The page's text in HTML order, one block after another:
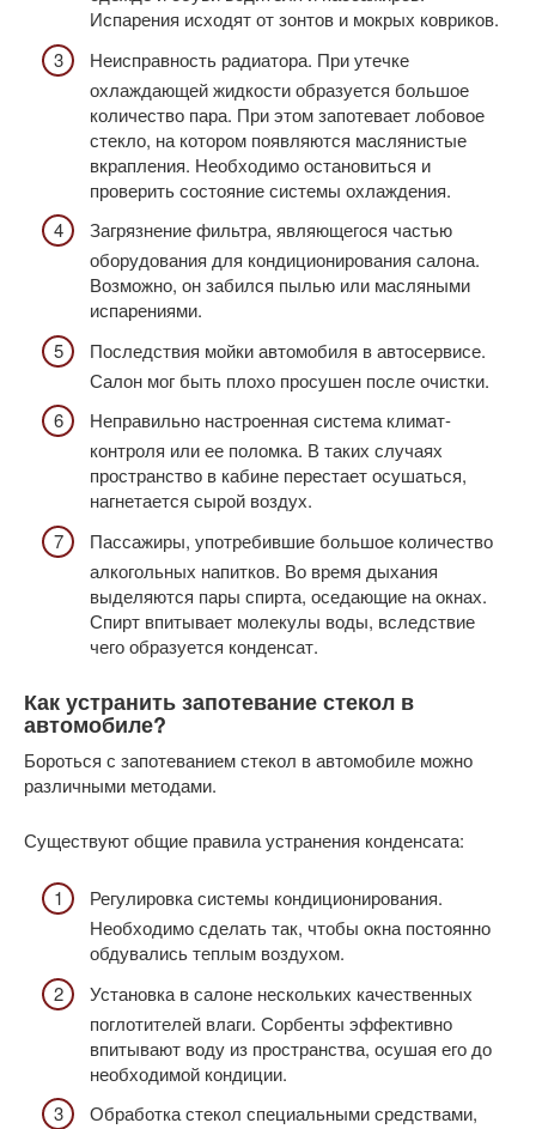
Испарения исходят от зонтов и мокрых ковриков.
Неисправность радиатора. При утечке
охлаждающей жидкости образуется большое
количество пара. При этом запотевает лобовое
стекло, на котором появляются маслянистые
вкрапления. Необходимо остановиться и
проверить состояние системы охлаждения.
Загрязнение фильтра, являющегося частью
оборудования для кондиционирования салона.
Возможно, он забился пылью или масляными
испарениями.
Последствия мойки автомобиля в автосервисе.
Салон мог быть плохо просушен после очистки.
Неправильно настроенная система климат-
контроля или ее поломка. В таких случаях
пространство в кабине перестает осушаться,
нагнетается сырой воздух.
Пассажиры, употребившие большое количество
алкогольных напитков. Во время дыхания
выделяются пары спирта, оседающие на окнах.
Спирт впитывает молекулы воды, вследствие
чего образуется конденсат.
Как устранить запотевание стекол в
автомобиле?
Бороться с запотеванием стекол в автомобиле можно
различными методами.
Существуют общие правила устранения конденсата:
Регулировка системы кондиционирования.
Необходимо сделать так, чтобы окна постоянно
обдувались теплым воздухом.
Установка в салоне нескольких качественных
поглотителей влаги. Сорбенты эффективно
впитывают воду из пространства, осушая его до
необходимой кондиции.
Обработка стекол специальными средствами,